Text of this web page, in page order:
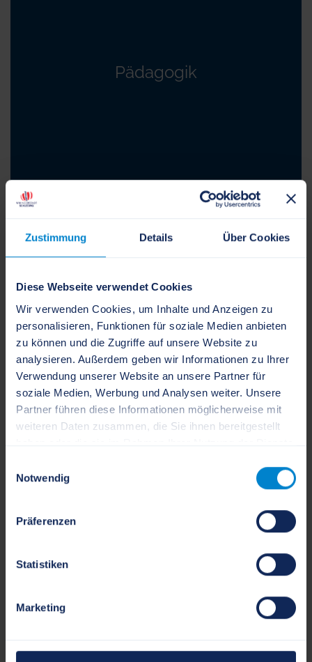
Zustimmung Details Über Cookies
Diese Webseite verwendet Cookies
Wir verwenden Cookies, um Inhalte und Anzeigen zu
personalisieren, Funktionen für soziale Medien anbieten
zu können und die Zugriffe auf unsere Website zu
analysieren. Außerdem geben wir Informationen zu Ihrer
Verwendung unserer Website an unsere Partner für
soziale Medien, Werbung und Analysen weiter. Unsere
Partner führen diese Informationen möglicherweise mit
weiteren Daten zusammen, die Sie ihnen bereitgestellt
Notwendig
Präferenzen
Statistiken
Marketing
Pädagogik
Schätze